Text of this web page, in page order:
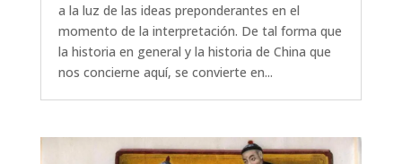
a la luz de las ideas preponderantes en el
momento de la interpretación. De tal forma que
la historia en general y la historia de China que
nos concierne aquí, se convierte en...